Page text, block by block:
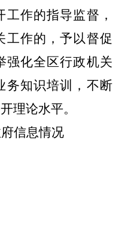
作的指导监督，
工作的，予以督促
强化全区行政机关
务知识培训，不断
理论水平。
信息情况